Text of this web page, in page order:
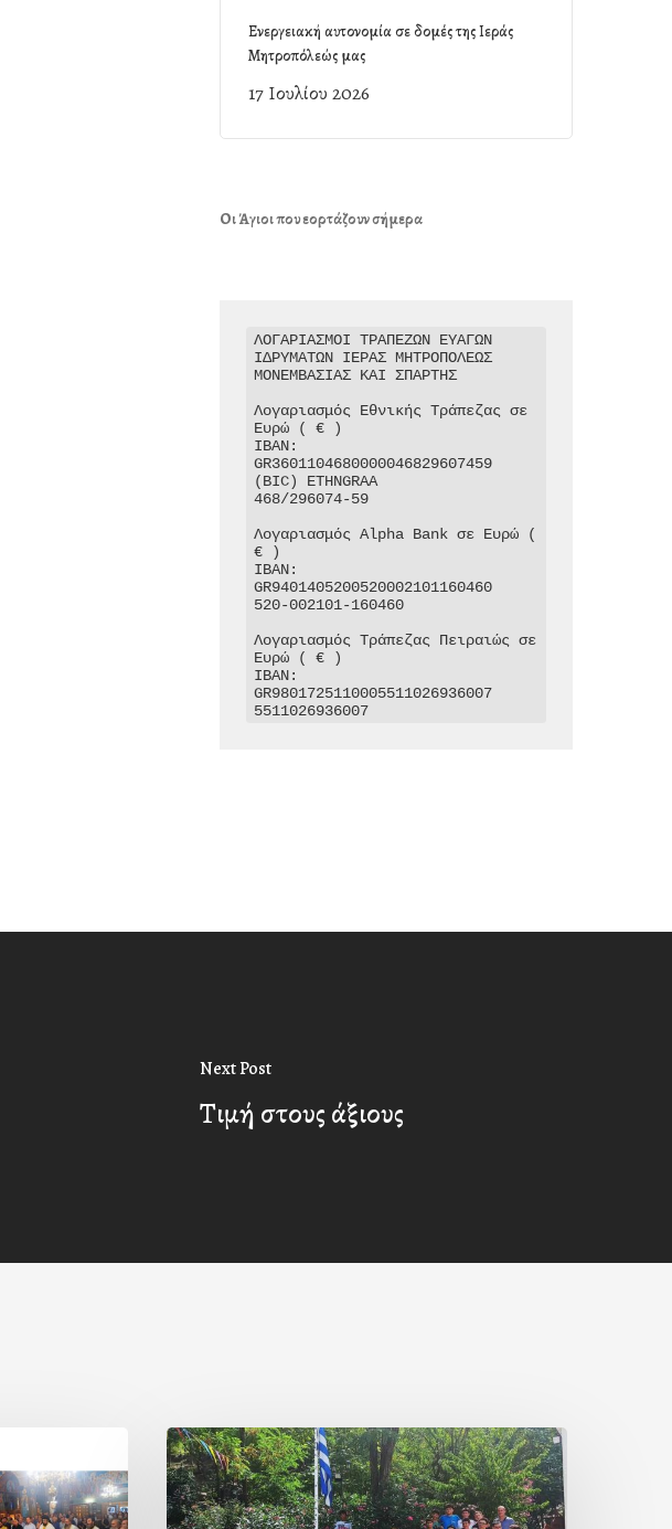
Ενεργειακή αυτονομία σε δομές της Ιεράς
Μητροπόλεώς μας
17 Ιουλίου 2026
Οι Άγιοι που εορτάζουν σήμερα
ΛΟΓΑΡΙΑΣΜΟΙ ΤΡΑΠΕΖΩΝ ΕΥΑΓΩΝ
ΙΔΡΥΜΑΤΩΝ ΙΕΡΑΣ ΜΗΤΡΟΠΟΛΕΩΣ
ΜΟΝΕΜΒΑΣΙΑΣ ΚΑΙ ΣΠΑΡΤΗΣ
Λογαριασμός Εθνικής Τράπεζας σε
Ευρώ ( € )
IBAN:
GR3601104680000046829607459
(BIC) ETHNGRAA
468/296074-59
Λογαριασμός Alpha Bank σε Ευρώ (
€ )
IBAN:
GR9401405200520002101160460
520-002101-160460
Λογαριασμός Τράπεζας Πειραιώς σε
Ευρώ ( € )
IBAN:
GR9801725110005511026936007
5511026936007
Next Post
Τιμή στους άξιους
Με
την
β΄